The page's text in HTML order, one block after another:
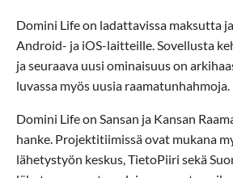
Domini Life on ladattavissa maksutta
Android- ja iOS-laitteille. Sovellusta
ja seuraava uusi ominaisuus on
luvassa myös uusia raamatunhahmoja.
Domini Life on Sansan ja Kansan
hanke. Projektitiimissä ovat mukana
lähetystyön keskus, TietoPiiri sekä